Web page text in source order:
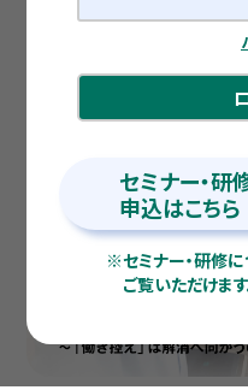
セミナー・研
申込はこちら
※セミナー・研修
ご覧いただけます